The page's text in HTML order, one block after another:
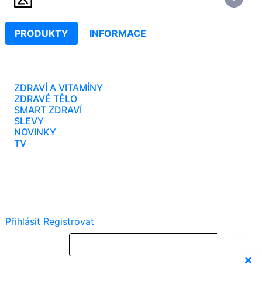
PRODUKTY INFORMACE
ZDRAVÍ A VITAMÍNY
ZDRAVÉ TĚLO
SMART ZDRAVÍ
SLEVY
NOVINKY
TV
Přihlásit Registrovat